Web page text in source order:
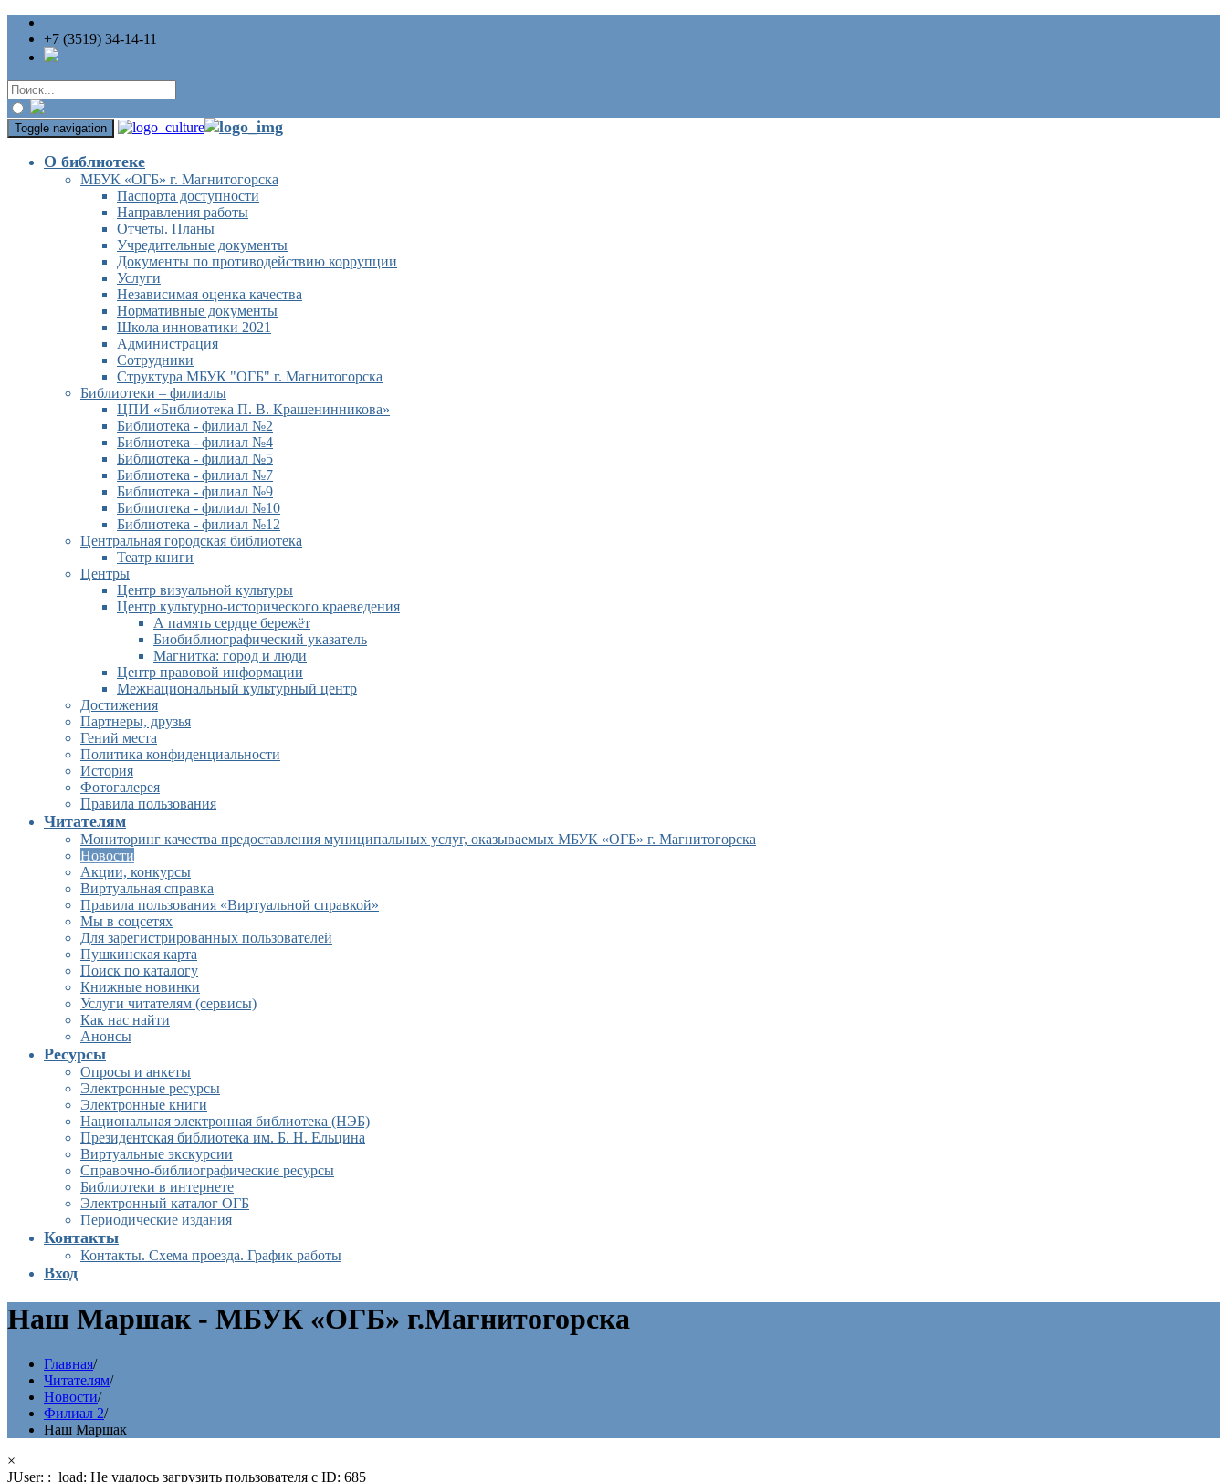
+7 (3519) 34-14-11
Toggle navigation
О библиотеке
МБУК «ОГБ» г. Магнитогорска
Паспорта доступности
Направления работы
Отчеты. Планы
Учредительные документы
Документы по противодействию коррупции
Услуги
Независимая оценка качества
Нормативные документы
Школа инноватики 2021
Администрация
Сотрудники
Структура МБУК "ОГБ" г. Магнитогорска
Библиотеки – филиалы
ЦПИ «Библиотека П. В. Крашенинникова»
Библиотека - филиал №2
Библиотека - филиал №4
Библиотека - филиал №5
Библиотека - филиал №7
Библиотека - филиал №9
Библиотека - филиал №10
Библиотека - филиал №12
Центральная городская библиотека
Театр книги
Центры
Центр визуальной культуры
Центр культурно-исторического краеведения
А память сердце бережёт
Биобиблиографический указатель
Магнитка: город и люди
Центр правовой информации
Межнациональный культурный центр
Достижения
Партнеры, друзья
Гений места
Политика конфиденциальности
История
Фотогалерея
Правила пользования
Читателям
Мониторинг качества предоставления муниципальных услуг, оказываемых МБУК «ОГБ» г. Магнитогорска
Новости
Акции, конкурсы
Виртуальная справка
Правила пользования «Виртуальной справкой»
Мы в соцсетях
Для зарегистрированных пользователей
Пушкинская карта
Поиск по каталогу
Книжные новинки
Услуги читателям (сервисы)
Как нас найти
Анонсы
Ресурсы
Опросы и анкеты
Электронные ресурсы
Электронные книги
Национальная электронная библиотека (НЭБ)
Президентская библиотека им. Б. Н. Ельцина
Виртуальные экскурсии
Справочно-библиографические ресурсы
Библиотеки в интернете
Электронный каталог ОГБ
Периодические издания
Контакты
Контакты. Схема проезда. График работы
Вход
Наш Маршак - МБУК «ОГБ» г.Магнитогорска
Главная/
Читателям/
Новости/
Филиал 2/
Наш Маршак
×
JUser: :_load: Не удалось загрузить пользователя с ID: 685